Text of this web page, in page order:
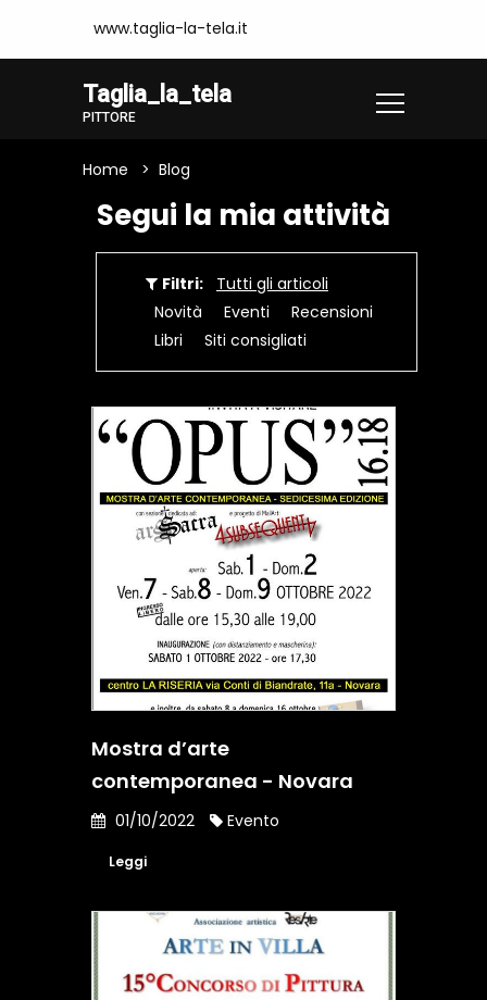
www.taglia-la-tela.it
Taglia_la_tela
PITTORE
Home Blog
Segui la mia attività
Filtri:
Tutti gli articoli
Novità
Eventi
Recensioni
Libri
Siti consigliati
Mostra d’arte
contemporanea - Novara
01/10/2022 Evento
Leggi